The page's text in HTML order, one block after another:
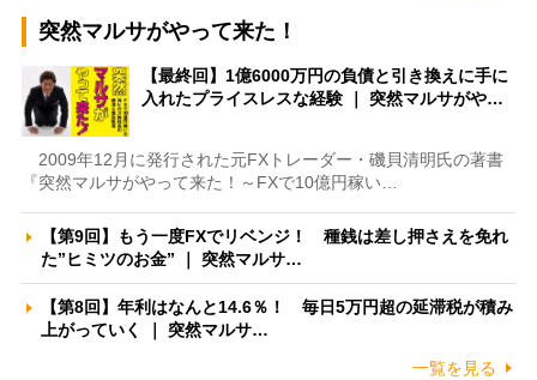
突然マルサがやって来た！
【最終回】1億6000万円の負債と引き換えに手に
入れたプライスレスな経験 ｜ 突然マルサがや…
2009年12月に発行された元FXトレーダー・磯貝清明氏の著書
『突然マルサがやって来た！～FXで10億円稼い…
【第9回】もう一度FXでリベンジ！ 種銭は差し押さえを免れ
た”ヒミツのお金” ｜ 突然マルサ…
【第8回】年利はなんと14.6％！ 毎日5万円超の延滞税が積み
上がっていく ｜ 突然マルサ…
一覧を見る